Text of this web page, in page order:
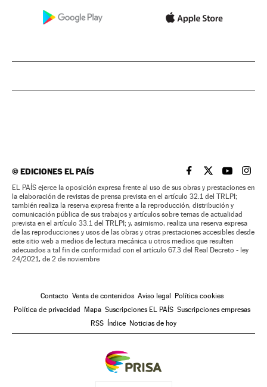
©EDICIONES EL PAÍS EL PAÍS BRASIL EN
EL PAÍSEL PAÍS
EL
EL PAÍS ejerce la oposición expresa frente al uso de sus obras y prestaciones en
la elaboración de revistas de prensa prevista en el artículo 32.1 del TRLPI;
también realiza la reserva expresa frente a la reproducción, distribución y
comunicación pública de sus trabajos y artículos sobre temas de actualidad
prevista en el artículo 33.1 del TRLPI; y, asimismo, realiza una reserva expresa
de las reproducciones y usos de las obras y otras prestaciones accesibles desde
este sitio web a medios de lectura mecánica u otros medios que resulten
adecuados a tal fin de conformidad con el artículo 67.3 del Real Decreto - ley
24/2021, de 2 de noviembre
Contacto Venta de contenidos Aviso legal Política cookies
Política de privacidad Mapa Suscripciones EL PAÍS Suscripciones empresas
RSS Índice Noticias de hoy